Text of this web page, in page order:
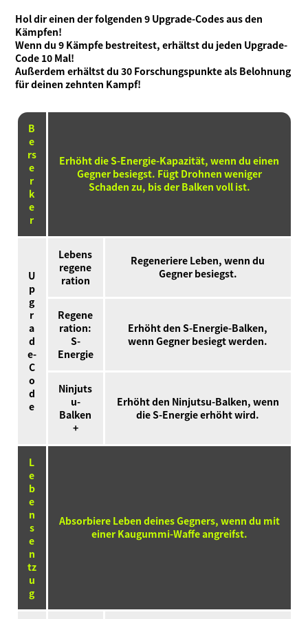
Hol dir einen der folgenden 9 Upgrade-Codes aus den
Kämpfen!
Wenn du 9 Kämpfe bestreitest, erhältst du jeden Upgrade-
Code 10 Mal!
Außerdem erhältst du 30 Forschungspunkte als Belohnung
für deinen zehnten Kampf!
B
e
rs
e
r
k
e
r
Erhöht die S-Energie-Kapazität, wenn du einen
Gegner besiegst. Fügt Drohnen weniger
Schaden zu, bis der Balken voll ist.
U
p
g
r
a
d
e-
C
o
d
e
Lebens
regene
ration
Regeneriere Leben, wenn du
Gegner besiegst.
Regene
ration:
S-
Energie
Erhöht den S-Energie-Balken,
wenn Gegner besiegt werden.
Ninjuts
u-
Balken
+
Erhöht den Ninjutsu-Balken, wenn
die S-Energie erhöht wird.
L
e
b
e
n
s
e
n
tz
u
g
Absorbiere Leben deines Gegners, wenn du mit
einer Kaugummi-Waffe angreifst.